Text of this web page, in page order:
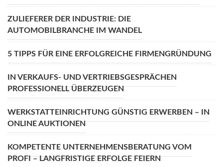
ZULIEFERER DER INDUSTRIE: DIE
AUTOMOBILBRANCHE IM WANDEL
5 TIPPS FÜR EINE ERFOLGREICHE FIRMENGRÜNDUNG
IN VERKAUFS- UND VERTRIEBSGESPRÄCHEN
PROFESSIONELL ÜBERZEUGEN
WERKSTATTEINRICHTUNG GÜNSTIG ERWERBEN – IN
ONLINE AUKTIONEN
KOMPETENTE UNTERNEHMENSBERATUNG VOM
PROFI – LANGFRISTIGE ERFOLGE FEIERN